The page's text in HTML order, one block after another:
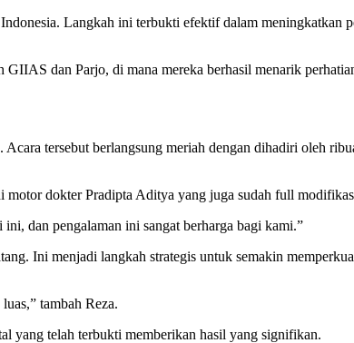
Langkah ini terbukti efektif dalam meningkatkan
dan Parjo, di mana mereka berhasil menarik
tersebut berlangsung meriah dengan dihadiri oleh
dokter Pradipta Aditya yang juga sudah full
dan pengalaman ini sangat berharga bagi kami.”
Ini menjadi langkah strategis untuk semakin
tambah Reza.
yang telah terbukti memberikan hasil yang signifikan.